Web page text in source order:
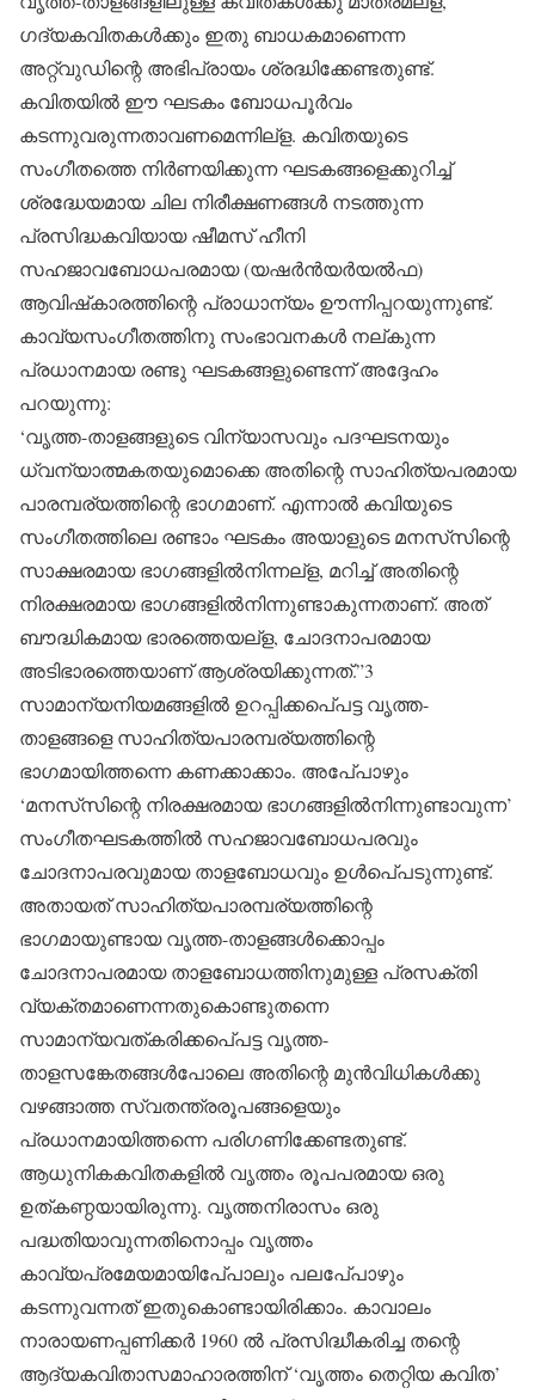
ഗദ്യകവിതകള്‍ക്കും ഇതു ബാധകമാണെന്ന
അറ്റ്‌വുഡിന്റെ അഭിപ്രായം ശ്രദ്ധിക്കേണ്ടതുണ്ട്.
കവിതയില്‍ ഈ ഘടകം ബോധപൂര്‍വം
കടന്നുവരുന്നതാവണമെന്നില്‌ള. കവിതയുടെ
സംഗീതത്തെ നിര്‍ണയിക്കുന്ന ഘടകങ്ങളെക്കുറിച്ച്
ശ്രദ്ധേയമായ ചില നിരീക്ഷണങ്ങള്‍ നടത്തുന്ന
പ്രസിദ്ധകവിയായ ഷീമസ് ഹീനി
സഹജാവബോധപരമായ (യഷര്‍ന്‍യര്‍യല്‍ഫ)
ആവിഷ്‌കാരത്തിന്റെ പ്രാധാന്യം ഊന്നിപ്പറയുന്നുണ്ട്.
കാവ്യസംഗീതത്തിനു സംഭാവനകള്‍ നല്കുന്ന
പ്രധാനമായ രണ്ടു ഘടകങ്ങളുണ്ടെന്ന് അദ്ദേഹം
പറയുന്നു:
‘വൃത്ത-താളങ്ങളുടെ വിന്യാസവും പദഘടനയും
ധ്വന്യാത്മകതയുമൊക്കെ അതിന്റെ സാഹിത്യപരമായ
പാരമ്പര്യത്തിന്റെ ഭാഗമാണ്. എന്നാല്‍ കവിയുടെ
സംഗീതത്തിലെ രണ്ടാം ഘടകം അയാളുടെ മനസ്‌സിന്റെ
സാക്ഷരമായ ഭാഗങ്ങളില്‍നിന്നല്‌ള, മറിച്ച് അതിന്റെ
നിരക്ഷരമായ ഭാഗങ്ങളില്‍നിന്നുണ്ടാകുന്നതാണ്. അത്
ബൗദ്ധികമായ ഭാരത്തെയല്‌ള, ചോദനാപരമായ
അടിഭാരത്തെയാണ് ആശ്രയിക്കുന്നത്.”3
സാമാന്യനിയമങ്ങളില്‍ ഉറപ്പിക്കപെ്പട്ട വൃത്ത-
താളങ്ങളെ സാഹിത്യപാരമ്പര്യത്തിന്റെ
ഭാഗമായിത്തന്നെ കണക്കാക്കാം. അപേ്പാഴും
‘മനസ്‌സിന്റെ നിരക്ഷരമായ ഭാഗങ്ങളില്‍നിന്നുണ്ടാവുന്ന’
സംഗീതഘടകത്തില്‍ സഹജാവബോധപരവും
ചോദനാപരവുമായ താളബോധവും ഉള്‍പെ്പടുന്നുണ്ട്.
അതായത് സാഹിത്യപാരമ്പര്യത്തിന്റെ
ഭാഗമായുണ്ടായ വൃത്ത-താളങ്ങള്‍ക്കൊപ്പം
ചോദനാപരമായ താളബോധത്തിനുമുള്ള പ്രസക്തി
വ്യക്തമാണെന്നതുകൊണ്ടുതന്നെ
സാമാന്യവത്കരിക്കപെ്പട്ട വൃത്ത-
താളസങ്കേതങ്ങള്‍പോലെ അതിന്റെ മുന്‍വിധികള്‍ക്കു
വഴങ്ങാത്ത സ്വതന്ത്രരൂപങ്ങളെയും
പ്രധാനമായിത്തന്നെ പരിഗണിക്കേണ്ടതുണ്ട്.
ആധുനികകവിതകളില്‍ വൃത്തം രൂപപരമായ ഒരു
ഉത്കണ്ഠയായിരുന്നു. വൃത്തനിരാസം ഒരു
പദ്ധതിയാവുന്നതിനൊപ്പം വൃത്തം
കാവ്യപ്രമേയമായിപേ്പാലും പലപേ്പാഴും
കടന്നുവന്നത് ഇതുകൊണ്ടായിരിക്കാം. കാവാലം
നാരായണപ്പണിക്കര്‍ 1960 ല്‍ പ്രസിദ്ധീകരിച്ച തന്റെ
ആദ്യകവിതാസമാഹാരത്തിന് ‘വൃത്തം തെറ്റിയ കവിത’